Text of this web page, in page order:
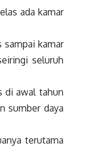
ada kamar
sampai kamar
seluruh
di awal tahun
sumber daya
terutama